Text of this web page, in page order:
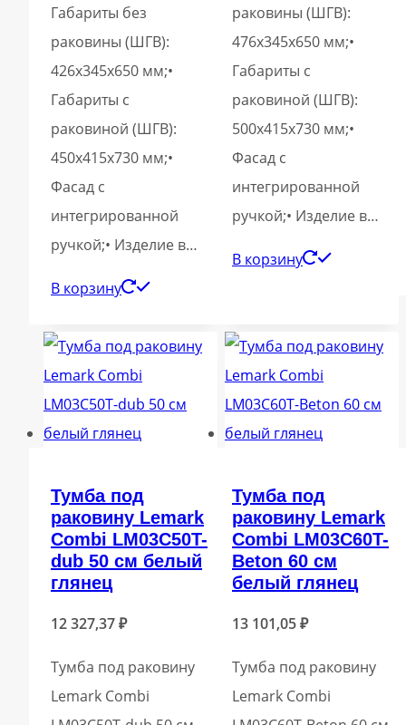
Габариты без
раковины (ШГВ):
426х345х650 мм;•
Габариты с
раковиной (ШГВ):
450х415х730 мм;•
Фасад с
интегрированной
ручкой;• Изделие в…
В корзину
раковины (ШГВ):
476х345х650 мм;•
Габариты с
раковиной (ШГВ):
500х415х730 мм;•
Фасад с
интегрированной
ручкой;• Изделие в…
В корзину
Тумба под
раковину Lemark
Combi LM03C50T-
dub 50 см белый
глянец
12 327,37₽
Тумба под раковину
Lemark Combi
Тумба под
раковину Lemark
Combi LM03C60T-
Beton 60 см
белый глянец
13 101,05₽
Тумба под раковину
Lemark Combi